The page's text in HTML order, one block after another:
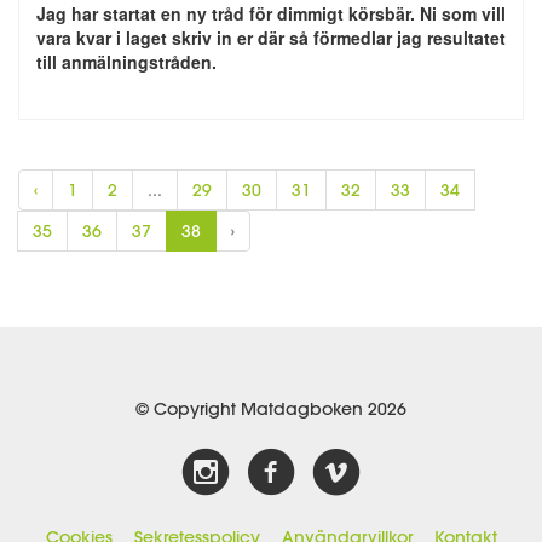
Jag har startat en ny tråd för dimmigt körsbär. Ni som vill
vara kvar i laget skriv in er där så förmedlar jag resultatet
till anmälningstråden.
‹ 1 2 ... 29 30 31 32 33
34
35
36 37 38 ›
© Copyright Matdagboken 2026
Cookies Sekretesspolicy Användarvillkor Kontakt